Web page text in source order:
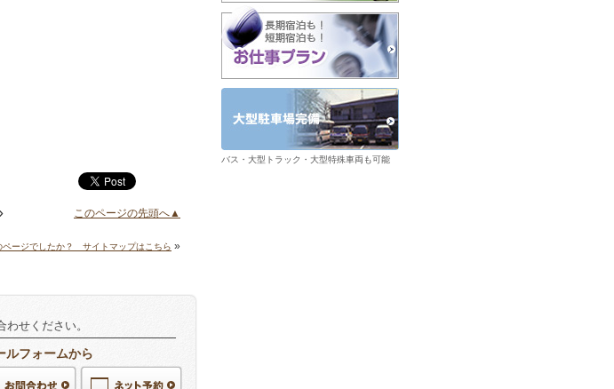
このページの先頭へ▲
ページでしたか？ サイトマップはこちら »
わせください。
ルフォームから
バス・大型トラック・大型特殊車両も可能